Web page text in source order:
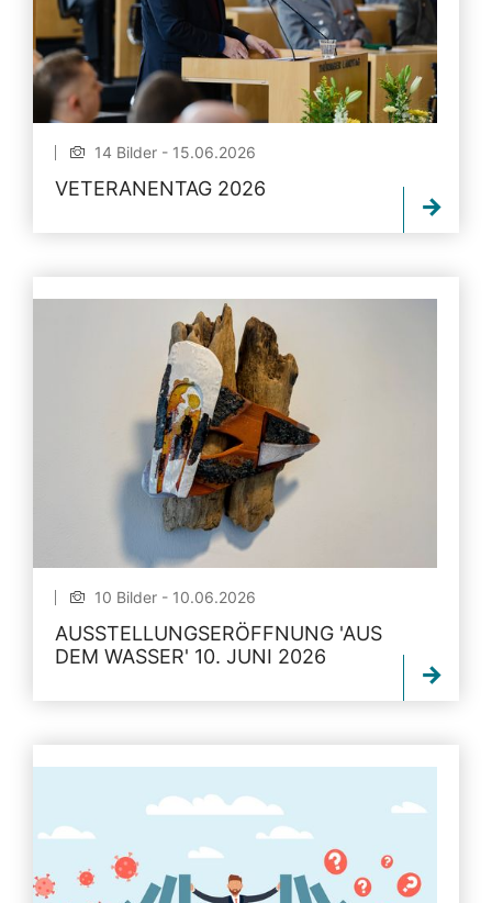
14 Bilder - 15.06.2026
VETERANENTAG 2026
10 Bilder - 10.06.2026
AUSSTELLUNGSERÖFFNUNG 'AUS
DEM WASSER' 10. JUNI 2026